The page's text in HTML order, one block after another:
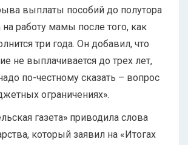
выплаты пособий до полутора
работу мамы после того, как
три года. Он добавил, что
не выплачивается до трех лет,
по-честному сказать – вопрос
ограничениях».
газета» приводила слова
который заявил на «Итогах